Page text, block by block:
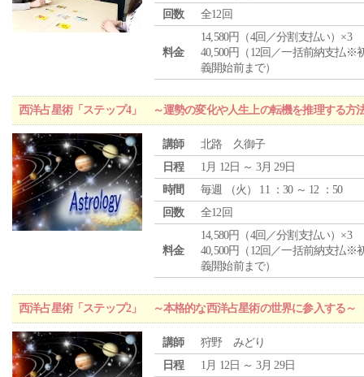
回数
全12回
料金
14,580円（4回／分割支払い）×3
40,500円（12回／一括前納支払※
義開始前まで）
西洋占星術「ステップ4」 ～運勢の変化や人生上の転機を推理する方
講師
北路 久御子
日程
1月 12日 ～ 3月 29日
時間
毎週 （火 ） 11 ：30 ～ 12 ：50
回数
全12回
料金
14,580円（4回／分割支払い）×3
40,500円（12回／一括前納支払※
義開始前まで）
西洋占星術「ステップ2」 ～本格的な西洋占星術の世界に参入する～
講師
狩野 みどり
日程
1月 12日 ～ 3月 29日